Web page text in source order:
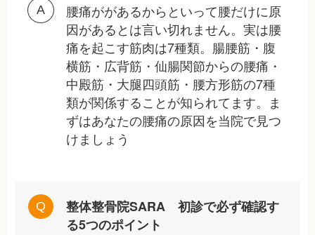
腰痛ががあるからといって腰だけに原
因があるとは言い切れません。実は腰
痛を起こす筋肉は7種類。腸腰筋・腹
横筋・広背筋・仙腸関節からの腰痛・
中殿筋・大腿四頭筋・腰方形筋の7種
類が関係することが知られてます。ま
ずはあなたの腰痛の原因を当院で見つ
けましょう
整体整骨院SARA 初診で必ず確認す
る5つのポイント